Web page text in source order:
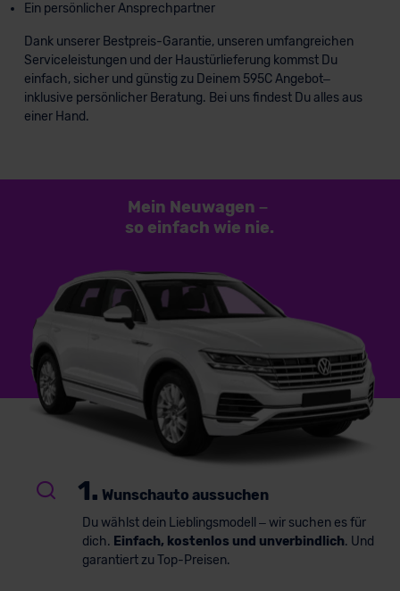
Ein persönlicher Ansprechpartner
Dank unserer Bestpreis-Garantie, unseren umfangreichen
Serviceleistungen und der Haustürlieferung kommst Du
einfach, sicher und günstig zu Deinem 595C Angebot–
inklusive persönlicher Beratung. Bei uns findest Du alles aus
einer Hand.
Mein Neuwagen –
so einfach wie nie.
1. Wunschauto aussuchen
Du wählst dein Lieblingsmodell – wir suchen es für
dich. Einfach, kostenlos und unverbindlich. Und
garantiert zu Top-Preisen.